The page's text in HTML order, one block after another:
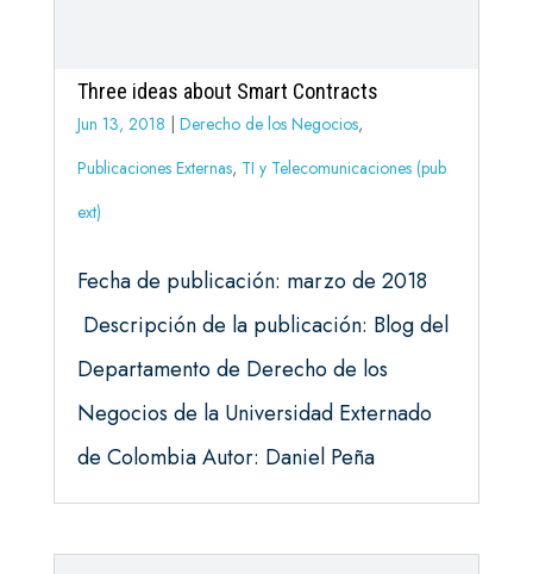
Three ideas about Smart Contracts
Jun 13, 2018 Derecho de los Negocios,
Publicaciones Externas, TI y Telecomunicaciones (pub
ext)
Fecha de publicación: marzo de 2018
Descripción de la publicación: Blog del
Departamento de Derecho de los
Negocios de la Universidad Externado
de Colombia Autor: Daniel Peña